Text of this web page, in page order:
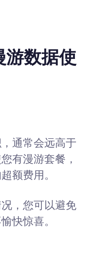
游数据使
通常会远高于
有漫游套餐，
额费用。
，您可以避免
快惊喜。